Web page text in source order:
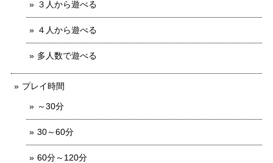
３人から遊べる
４人から遊べる
多人数で遊べる
プレイ時間
～30分
30～60分
60分～120分